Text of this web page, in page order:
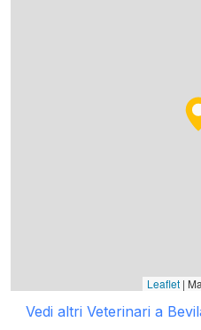
Leaflet |
Vedi altri Veterinari a